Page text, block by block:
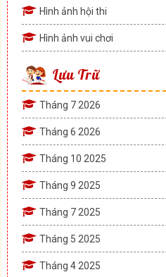
Hình ảnh hội thi
Hình ảnh vui chơi
Lưu Trữ
Tháng 7 2026
Tháng 6 2026
Tháng 10 2025
Tháng 9 2025
Tháng 7 2025
Tháng 5 2025
Tháng 4 2025